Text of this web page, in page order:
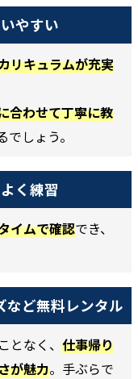
やすい
リキュラムが充実
合わせて丁寧に教
しょう。
く練習
イムで確認でき、
など無料レンタル
なく、 仕事帰り
が魅力。手ぶらで